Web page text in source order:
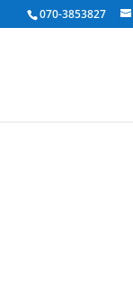
070-3853827